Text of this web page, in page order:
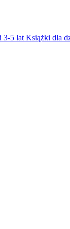
3-5 lat Książki dla